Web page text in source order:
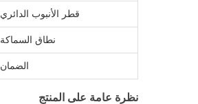
قطر الأنبوب الدائري
نطاق السماكة
الضمان
نظرة عامة على المنتج